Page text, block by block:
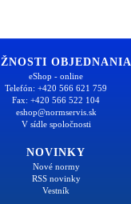
OBJEDNANIA
eShop - online
Telefón: +420 566 621 759
Fax: +420 566 522 104
eshop@normservis.sk
V sídle spoločnosti
NOVINKY
Nové normy
RSS novinky
Vestník